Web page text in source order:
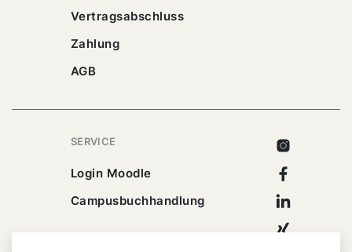
Vertragsabschluss
Zahlung
AGB
SERVICE
Login Moodle
Campusbuchhandlung
Instagram
Facebook
Linkedin
Xing